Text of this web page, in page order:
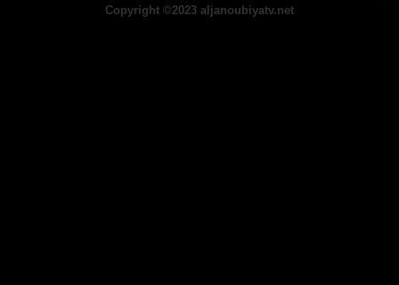
Copyright ©2023 aljanoubiyatv.net